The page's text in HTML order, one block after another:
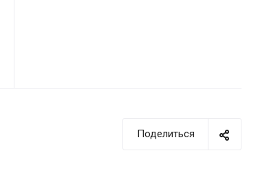
Поделиться